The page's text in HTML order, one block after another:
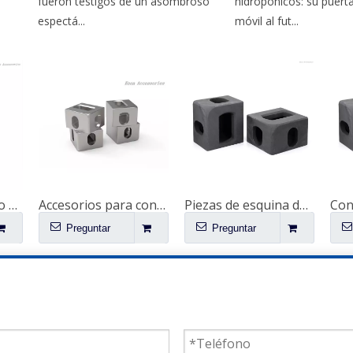
espectá...
móvil al fut...
Piezas de repuesto para contenedores de envío Poste de esquina trasero de acero corten Accesorios para contenedores ISO 1161 Accesorios de piezas de fundición de esquina Piezas de repuesto para contenedores de 53' Fundición de esquina especial
Preguntar
Piezas de esquina de montaje de acero ISO 1161 para contenedores de envío Montaje de contenedores Piezas de repuesto de contenedores Fundición de esquina de contenedores especiales para la venta
Preguntar